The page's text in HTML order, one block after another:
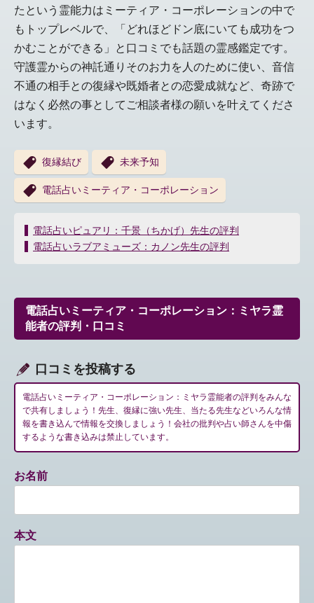
たという霊能力はミーティア・コーポレーションの中で
もトップレベルで、「どれほどドン底にいても成功をつ
かむことができる」と口コミでも話題の霊感鑑定です。
守護霊からの神託通りそのお力を人のために使い、音信
不通の相手との復縁や既婚者との恋愛成就など、奇跡で
はなく必然の事としてご相談者様の願いを叶えてくださ
います。
復縁結び 未来予知
電話占いミーティア・コーポレーション
投
稿
ー
シ
ョ
電話占いピュアリ：千景（ちかげ）先生の評判
電話占いラブアミューズ：カノン先生の評判
電話占いミーティア・コーポレーション：ミヤラ霊
能者の評判・口コミ
口コミを投稿する
電話占いミーティア・コーポレーション：ミヤラ霊能者の評判をみんな
で共有しましょう！先生、復縁に強い先生、当たる先生などいろんな情
報を書き込んで情報を交換しましょう！会社の批判や占い師さんを中傷
するような書き込みは禁止しています。
お名前
本文